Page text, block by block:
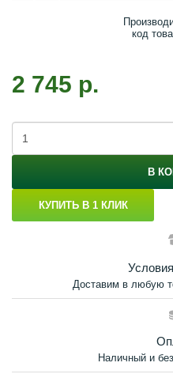
код
2 745 р.
В
КУПИТЬ В 1 КЛИК
Доставим в любую
Наличный и